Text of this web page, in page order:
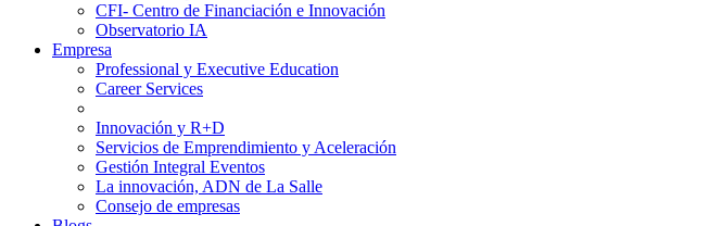
CFI- Centro de Financiación e Innovación
Observatorio IA
Empresa
Professional y Executive Education
Career Services
Innovación y R+D
Servicios de Emprendimiento y Aceleración
Gestión Integral Eventos
La innovación, ADN de La Salle
Consejo de empresas